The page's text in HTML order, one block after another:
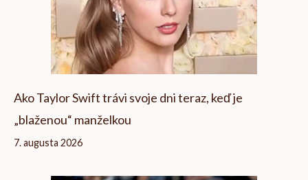
Ako Taylor Swift trávi svoje dni teraz, keď je
„blaženou“ manželkou
7. augusta 2026